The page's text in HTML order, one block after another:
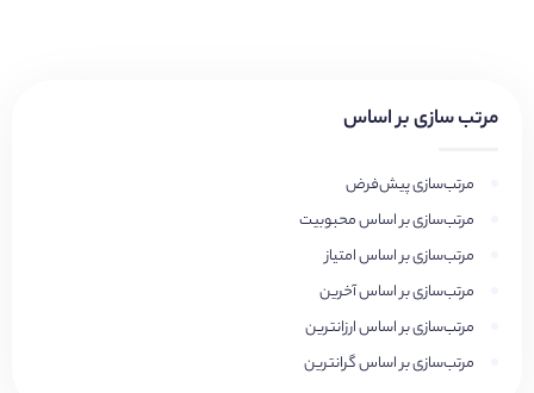
مرتب سازی بر اساس
مرتب‌سازی پیش‌فرض
مرتب‌سازی بر اساس محبوبیت
مرتب‌سازی بر اساس امتیاز
مرتب‌سازی بر اساس آخرین
مرتب‌سازی بر اساس ارزانترین
مرتب‌سازی بر اساس گرانترین